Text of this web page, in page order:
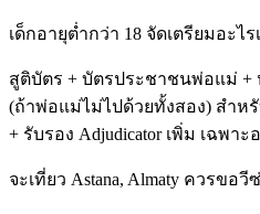
เด็กอายุต่ำกว่า 18 จัดเตรียมอะไร
สูติบัตร + บัตรประชาชนพ่อแม่ +
(ถ้าพ่อแม่ไม่ไปด้วยทั้งสอง) สำห
+ รับรอง Adjudicator เพิ่ม เฉพา
จะเที่ยว Astana, Almaty ควรขอวี